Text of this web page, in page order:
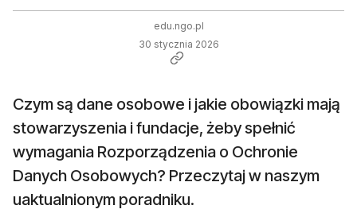
edu.ngo.pl
30 stycznia 2026
Czym są dane osobowe i jakie obowiązki mają
stowarzyszenia i fundacje, żeby spełnić
wymagania Rozporządzenia o Ochronie
Danych Osobowych? Przeczytaj w naszym
uaktualnionym poradniku.